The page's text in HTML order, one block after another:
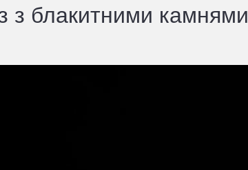
з блакитними камнями